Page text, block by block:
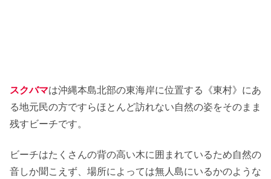
スクバマは沖縄本島北部の東海岸に位置する《東村》にあ
る地元民の方ですらほとんど訪れない自然の姿をそのまま
残すビーチです。
ビーチはたくさんの背の高い木に囲まれているため自然の
音しか聞こえず、場所によっては無人島にいるかのような